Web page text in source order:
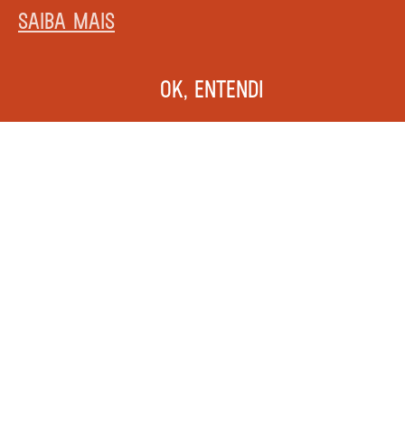
SAIBA MAIS
ok, entendi